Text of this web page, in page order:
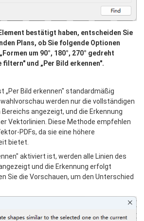
bestätigt haben, entscheiden Sie
Plans, ob Sie folgende Optionen
um 90°, 180°, 270° gedreht
filtern" und „Per Bild erkennen".
„Per Bild erkennen" standardmäßig
werden nur die vollständigen
angezeigt, und die Erkennung
Vektorlinien. Diese Methode empfehlen
PDFs, da sie eine höhere
bietet.
aktiviert ist, werden alle Linien des
und die Erkennung erfolgt
Sie die Vorschauen, um den Unterschied